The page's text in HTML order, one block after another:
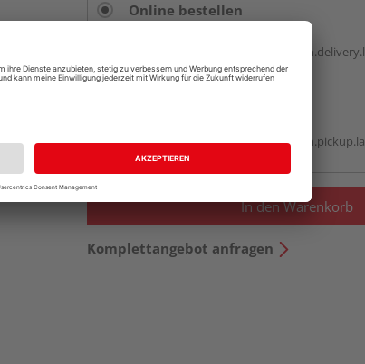
Online bestellen
In den Warenkorb
Komplettangebot anfragen